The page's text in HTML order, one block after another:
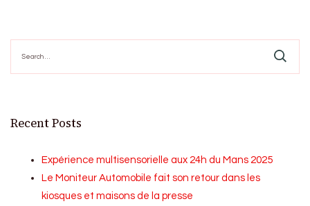
for:
Recent Posts
Expérience multisensorielle aux 24h du Mans 2025
Le Moniteur Automobile fait son retour dans les
kiosques et maisons de la presse